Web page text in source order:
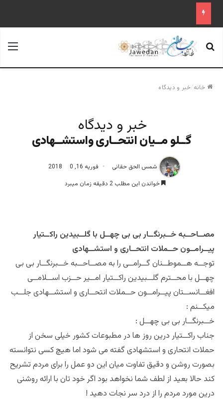
جستجو برای
خانه/خبر و دیدگاه
خبر و دیدگاه
گــلو مــیان انتحــاری واستشــهادی
شمس الحق حقانی فوریه 16, 2018
0
خواندن این مطلب 2 دقیقه زمان میبرد
مصــاحــبه خــبرنگــار بی بی چهــل با گلــبیدین راکــتیار
پیــرامــون حــملات انتحــاری و استشــهادی
توجــه هــموطــنان گــرامــی را به مصــاحــبه خــبرنگــار بی بی
چهــل با محــترم گلــبیدین راکــتیار امــیر حــزب اســلامــی
افغــانســتان پیــرامــون حــملات انتحــاری و استشــهادی جلــب
میکــنم :
خــبرنگــار بی بی چهــل :
جناب راکــتیار درین روز ها در مطبوعات کشور خیلی سخن از
حملات انتحاری و استشهادی گفته می شود اما هیچ کسی نتوانسته
بصورت روشن و دقیق تفاوت میان این دو عمل را برای مردم تشریح
کند حالا بعید از لطف شما نخواهد بود اگر خود تان با ارائه روشنی
درین مورد مردم را از درد سر نجات دهید !